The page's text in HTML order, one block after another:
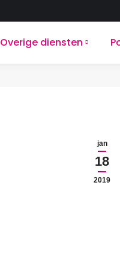
Overige diensten
jan
18
2019